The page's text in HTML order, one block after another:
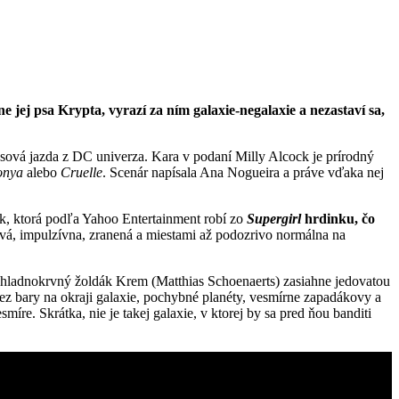
psa Krypta, vyrazí za ním galaxie-negalaxie a nezastaví sa,
jazda z DC univerza. Kara v podaní Milly Alcock je prírodný
alebo Cruelle. Scenár napísala Ana Nogueira a práve vďaka nej
ktorá podľa Yahoo Entertainment robí zo Supergirlhrdinku, čo
impulzívna, zranená a miestami až podozrivo normálna na
žoldák Krem (Matthias Schoenaerts) zasiahne jedovatou
bary na okraji galaxie, pochybné planéty, vesmírne zapadákovy a
Skrátka, nie je takej galaxie, v ktorej by sa pred ňou banditi